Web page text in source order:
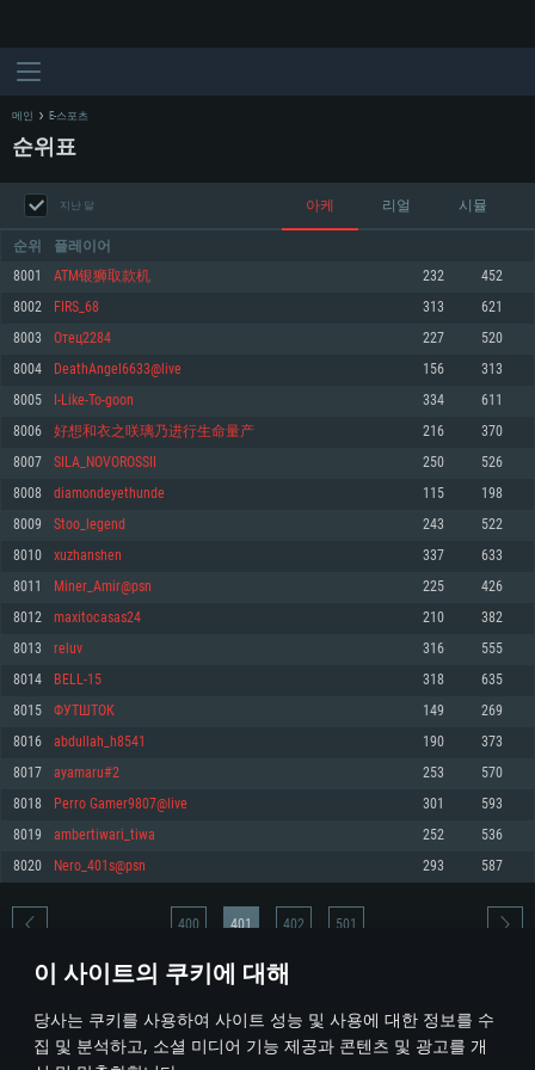
이 사이트의 쿠키에 대해
당사는 쿠키를 사용하여 사이트 성능 및 사용에 대한 정보를 수
집 및 분석하고, 소셜 미디어 기능 제공과 콘텐츠 및 광고를 개
최소사양
운영체제: Windows 10 (64 bit)
프로세서: 2.2 GHz 듀얼코어 이상
메모리: 4GB
그래픽 카드: DirectX 11 이상을 지원하는 AMD Radeon 77XX / NVIDIA
GeForce GT 660. 최소 사양 해상도: 720p
네트워크: 브로드밴드 인터넷
여유 저장 공간: 22.1 GB (최소 클라이언트)
권장 사양
570 혹은 그 이상
여유 저장 공간: 62.2 GB (전체 클라이언트)
최소사양
운영체제: Mac OS Big Sur 11.0
프로세서: 최소 2.2 GHz의 Core i5 (Intel Xeon 은 지원하지 않습니다)
메모리: 6 GB
그래픽 카드: Metal 을 지원하는 Intel Iris Pro 5200 (Mac), 혹은 이와 비슷한 성
능을 가지는 Mac 버전의 AMD/Nvidia. 최소 해상도: 720p
네트워크: 브로드밴드 인터넷
여유 저장 공간: 22.1 GB (최소 클라이언트)
권장 사양
네트워크: 브로드밴드 인터넷
여유 저장 공간: 62.2 GB (전체 클라이언트)
최소사양
운영체제: 64bit Linux 중 최신 버전
프로세서: 2.4 GHz 듀얼코어
메모리: 4 GB
그래픽 카드: Vulkan 을 지원하고, 최신 그래픽 드라이버를 지원하는 NVIDIA
660 (6개월 미만) 혹은 그와 동급의 성능을 가지며 최신 그래픽 드라이버를 지
원하는 AMD (6개월 미만; 최소사양 지원 해상도 720p)
네트워크: 브로드밴드 인터넷
여유 저장 공간: 22.1 GB (최소 클라이언트)
권장 사양
운영체제: Ubuntu 20.04 64bit
프로세서: Intel Core i7
메모리: 16 GB
그래픽 카드: Vulkan 을 지원하고, 최신 그래픽 드라이버를 지원하는 NVIDIA
1060 (6개월 미만) 혹은 그와 동급의 성능을 가지며 최신 그래픽 드라이버를
지원하는 AMD RX 570 (6개월 미만; 최소사양 지원 해상도 720p) 이상
여유 저장 공간: 62.2 GB (전체 클라이언트)
메인 E-스포츠
순위표
지난 달 아케 리얼 시뮬
순위 플레이어
8001 ATM银狮取款机 232 452
8002 FIRS_68 313 621
8003 Отец2284 227 520
8004 DeathAngel6633@live 156 313
8005 I-Like-To-goon 334 611
8006 好想和衣之咲璃乃进行生命量产 216 370
8007 SILA_NOVOROSSII 250 526
8008 diamondeyethunde 115 198
8009 Stoo_legend 243 522
8010 xuzhanshen 337 633
8011 Miner_Amir@psn 225 426
8012 maxitocasas24 210 382
8013 reluv 316 555
8014 BELL-15 318 635
8015 ФУТШТОК 149 269
8016 abdullah_h8541 190 373
8017 ayamaru#2 253 570
8018 Perro Gamer9807@live 301 593
8019 ambertiwari_tiwa 252 536
8020 Nero_401s@psn 293 587
* 순위표는 매일 1회 갱신됩니다
400 401 402 501